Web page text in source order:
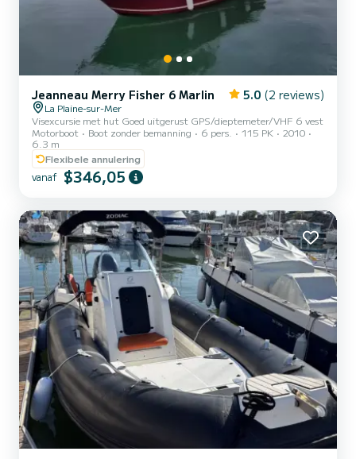
Jeanneau Merry Fisher 6 Marlin 5.0 (2 reviews)
La Plaine-sur-Mer
Visexcursie met hut Goed uitgerust GPS/dieptemeter/VHF 6 vest
Motorboot
Boot zonder bemanning 6 pers. 115 PK
2010
6.3 m
Flexibele annulering
vanaf $346,05